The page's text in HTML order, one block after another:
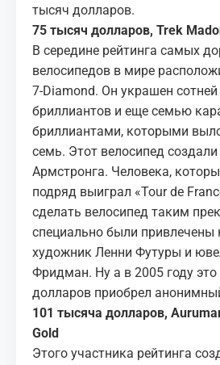
тысяч долларов.
75 тысяч долларов, Trek
В середине рейтинга самых
велосипедов в мире
7-Diamond. Он украшен
бриллиантов и еще семью
бриллиантами, которыми
семь. Этот велосипед
Армстронга. Человека,
подряд выиграл «Tour de
сделать велосипед таким
специально были привлечены
художник Ленни Футуры и
Фридман. Ну а в 2005 году
долларов приобрел
101 тысяча долларов,
Gold
Этого участника рейтинга